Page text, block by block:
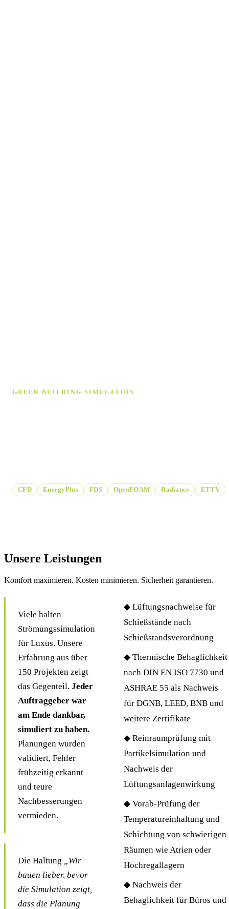
GREEN BUILDING SIMULATION
CFD EnergyPlus FDS OpenFOAM Radiance ETTV
Unsere Leistungen
Komfort maximieren. Kosten minimieren. Sicherheit garantieren.
Viele halten
Strömungssimulation
für Luxus. Unsere
Erfahrung aus über
150 Projekten zeigt
das Gegenteil. Jeder
Auftraggeber war
am Ende dankbar,
simuliert zu haben.
Planungen wurden
validiert, Fehler
frühzeitig erkannt
und teure
Nachbesserungen
vermieden.
Die Haltung „Wir
bauen lieber, bevor
die Simulation zeigt,
dass die Planung
◆ Lüftungsnachweise für
Schießstände nach
Schießstandsverordnung
◆ Thermische Behaglichkeit
nach DIN EN ISO 7730 und
ASHRAE 55 als Nachweis
für DGNB, LEED, BNB und
weitere Zertifikate
◆ Reinraumprüfung mit
Partikelsimulation und
Nachweis der
Lüftungsanlagenwirkung
◆ Vorab-Prüfung der
Temperatureinhaltung und
Schichtung von schwierigen
Räumen wie Atrien oder
Hochregallagern
◆ Nachweis der
Behaglichkeit für Büros und